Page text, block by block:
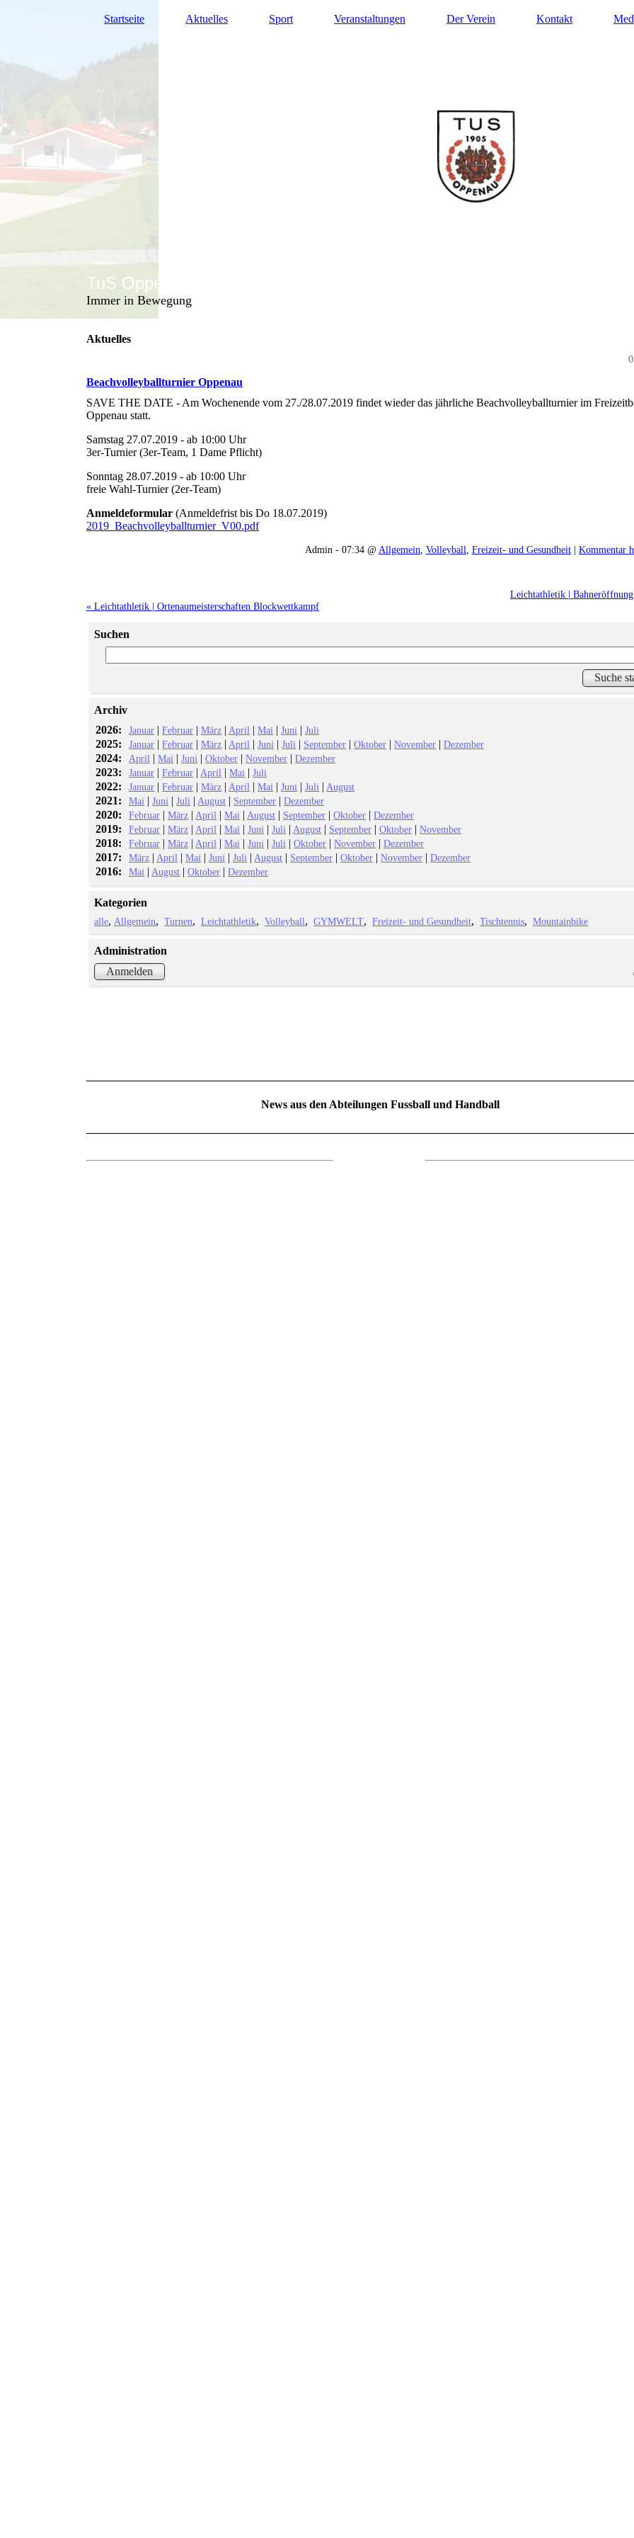
Startseite Aktuelles Sport Veranstaltungen Der Verein Kontakt
TuS Oppenau 1905 e.V. - Abteilung Turnen
Immer in Bewegung
Aktuelles
Beachvolleyballturnier Oppenau
SAVE THE DATE - Am Wochenende vom 27./28.07.2019 findet wieder das jährliche Beachvolleyballturnier im
Oppenau statt.
Samstag 27.07.2019 - ab 10:00 Uhr
3er-Turnier (3er-Team, 1 Dame Pflicht)
Sonntag 28.07.2019 - ab 10:00 Uhr
freie Wahl-Turnier (2er-Team)
Anmeldeformular (Anmeldefrist bis Do 18.07.2019)
2019_Beachvolleyballturnier_V00.pdf
Admin - 07:34 @ Allgemein Volleyball Freizeit- und Gesundheit | Kommentar
Leichtathletik |
« Leichtathletik | Ortenaumeisterschaften Blockwettkampf
Suchen
Archiv
2026:
Januar |Februar |März | April |Mai |Juni |Juli
2025: Januar |Februar |März | April |Juni |Juli | September |Oktober |November |Dezember
2024: April |Mai |Juni |Oktober |November |Dezember
2023: Januar |Februar | April |Mai |Juli
2022: Januar |Februar |März | April |Mai |Juni |Juli | August
2021: Mai |Juni |Juli | August | September |Dezember
2020: Februar |März | April |Mai | August | September |Oktober |Dezember
2019: Februar |März | April |Mai |Juni |Juli | August | September |Oktober |November
2018: Februar |März | April |Mai |Juni |Juli |Oktober |November |Dezember
2017: März | April |Mai |Juni |Juli | August | September |Oktober |November |Dezember
2016: Mai | August |Oktober |Dezember
Kategorien
alle Allgemein Turnen Leichtathletik Volleyball GYMWELT Freizeit- und Gesundheit Tischtennis Mountainbike
Administration
Anmelden
News aus den Abteilungen Fussball und Handball